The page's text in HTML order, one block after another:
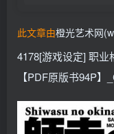
此文章由橙光艺术网
4178[游戏设定] 职
【PDF原版书94P】
记住登录